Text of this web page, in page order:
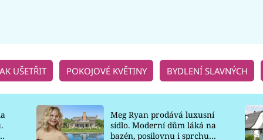
UŠETŘIT POKOJOVÉ KVĚTINY BYDLENÍ SLAVNÝCH
Meg Ryan prodává luxusní
sídlo. Moderní dům láká na
bazén, posilovnu i sprchu